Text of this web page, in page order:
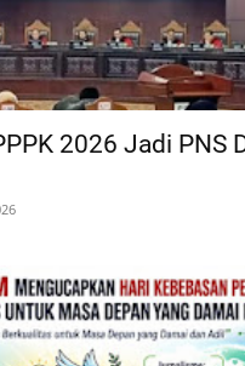
2026 Jadi PNS